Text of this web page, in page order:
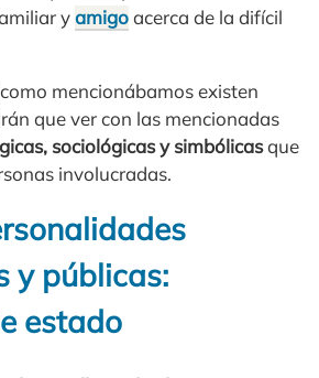
yamigoacerca de la difícil
mencionábamos existen
que ver con las mencionadas
sociológicas y simbólicasque
involucradas.
y públicas:
estado